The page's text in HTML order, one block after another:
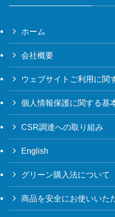
ホーム
会社概要
ウェブサイトご利用に関
個人情報保護に関する基
CSR調達への取り組み
English
グリーン購入法について
商品を安全にお使いいた